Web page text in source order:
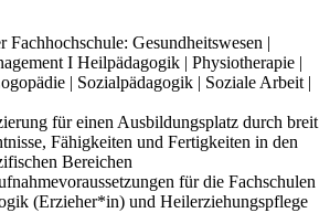
Fachhochschule: Gesundheitswesen |
I Heilpädagogik | Physiotherapie |
| Sozialpädagogik | Soziale Arbeit |
für einen Ausbildungsplatz durch breit
Fähigkeiten und Fertigkeiten in den
Bereichen
für die Fachschulen
(Erzieher*in) und Heilerziehungspflege